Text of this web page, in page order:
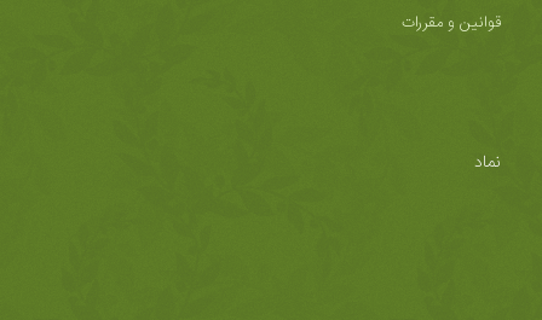
قوانین و مقررات
نماد